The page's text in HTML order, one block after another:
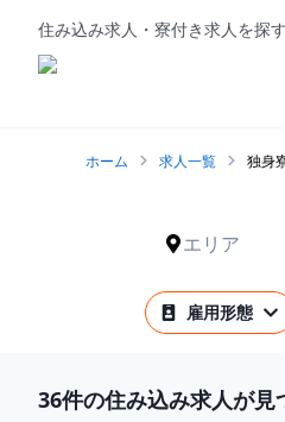
住み込み求人・寮付き求人を探
ホーム 求人一覧 独身
エリア
雇用形態
36件の住み込み求人が見